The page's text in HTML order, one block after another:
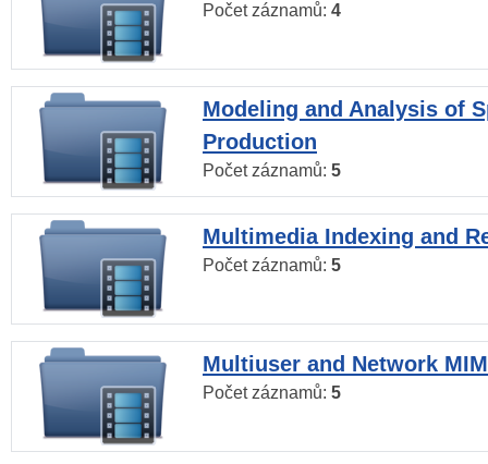
Počet záznamů: 4
Modeling and Analysis of
Production
Počet záznamů: 5
Multimedia Indexing and
Počet záznamů: 5
Multiuser and Network
Počet záznamů: 5